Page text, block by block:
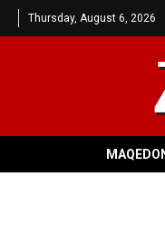
Thursday, August 6, 2026